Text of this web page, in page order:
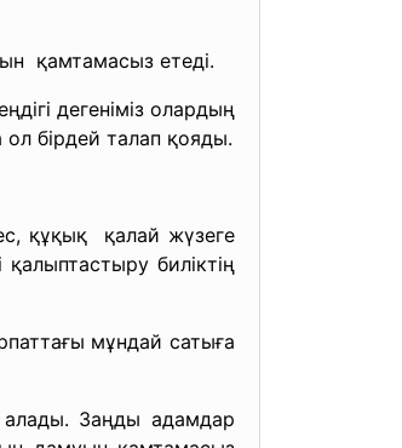
қамтамасыз етеді.
дегеніміз олардың
бірдей талап қояды.
құқық қалай жүзеге
биліктің
мұндай сатыға
алады. Заңды адамдар